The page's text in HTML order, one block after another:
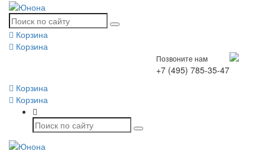
Корзина
Корзина
Позвоните нам
+7 (495) 785-35-47
Корзина
Корзина